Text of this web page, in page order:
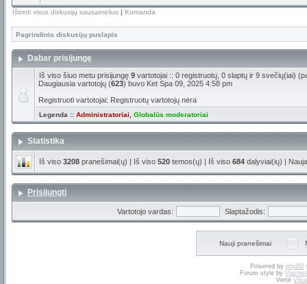
Ištrinti visus diskusijų sausainėlius | Komanda
Pagrindinis diskusijų puslapis
Dabar prisijungę
Iš viso šiuo metu prisijungę 9 vartotojai :: 0 registruotų, 0 slaptų ir 9 svečių(iai)
Daugiausia vartotojų (623) buvo Ket Spa 09, 2025 4:58 pm
Registruoti vartotojai: Registruotų vartotojų nėra
Legenda :: Administratoriai Globalūs moderatoriai
Statistika
Iš viso 3208 pranešimai(ų) | Iš viso 520 temos(ų) | Iš viso 684 dalyviai(ių) |
Prisijungti
Vartotojo vardas: Slaptažodis:
Nauji pranešimai
Powered by phpBB
Forum style by
Vertė